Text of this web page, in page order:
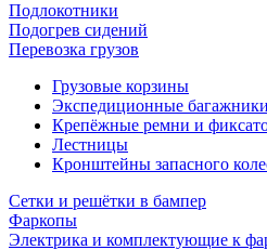
Подлокотники
Подогрев сидений
Перевозка грузов
Грузовые корзины
Экспедиционные багажники
Крепёжные ремни и
Лестницы
Кронштейны запасного
Сетки и решётки в бампер
Фаркопы
Электрика и комплектующие к